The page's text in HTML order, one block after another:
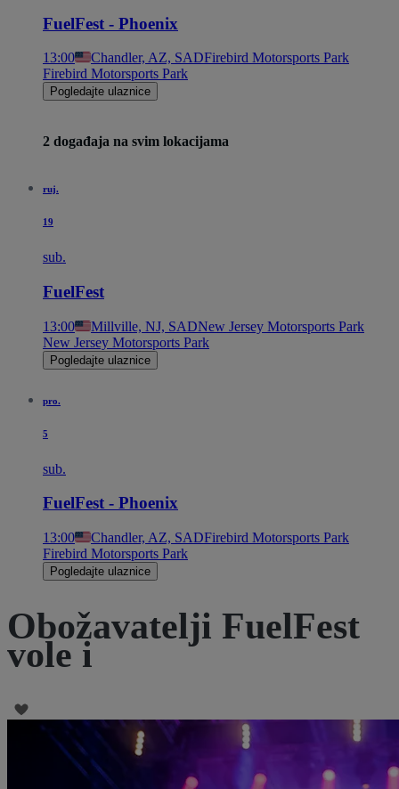
FuelFest - Phoenix
13:00 Chandler, AZ, SADFirebird Motorsports Park
Firebird Motorsports Park
Pogledajte ulaznice
2 događaja na svim lokacijama
ruj.
19
sub.
FuelFest
13:00 Millville, NJ, SADNew Jersey Motorsports Park
New Jersey Motorsports Park
Pogledajte ulaznice
pro.
5
sub.
FuelFest - Phoenix
13:00 Chandler, AZ, SADFirebird Motorsports Park
Firebird Motorsports Park
Pogledajte ulaznice
Obožavatelji FuelFest
vole i